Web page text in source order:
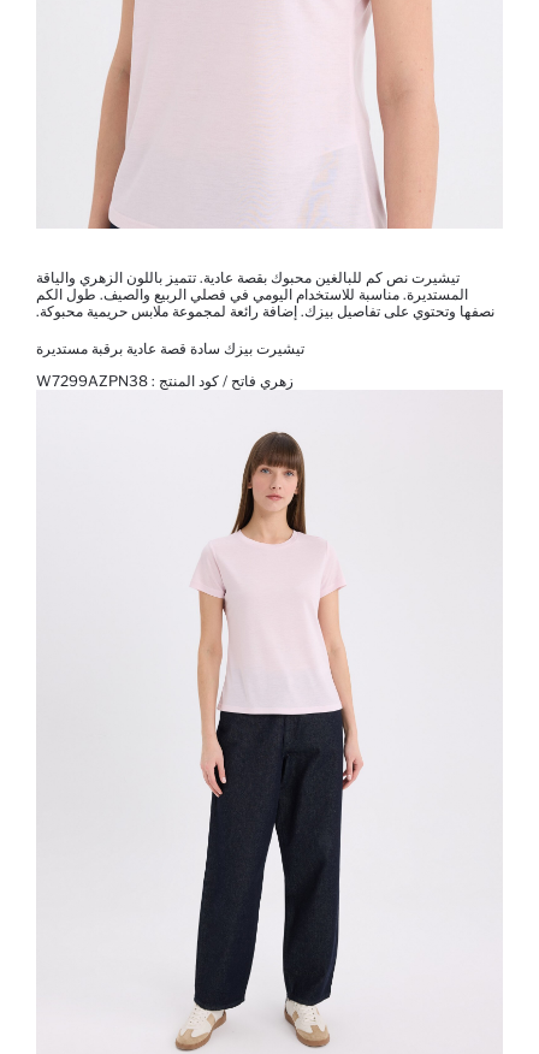
تيشيرت نص كم للبالغين محبوك بقصة عادية. تتميز باللون الزهري والياقة
المستديرة. مناسبة للاستخدام اليومي في فصلي الربيع والصيف. طول الكم
نصفها وتحتوي على تفاصيل بيزك. إضافة رائعة لمجموعة ملابس حريمية محبوكة.
تيشيرت بيزك سادة قصة عادية برقبة مستديرة
زهري فاتح / كود المنتج : W7299AZPN38